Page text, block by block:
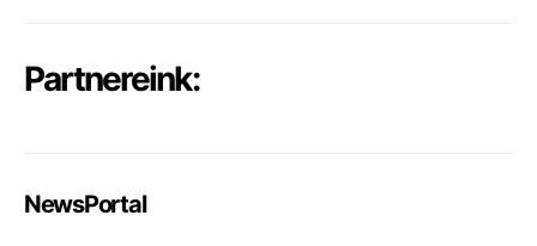
Partnereink:
NewsPortal